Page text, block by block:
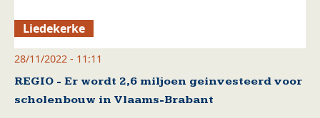
Liedekerke
28/11/2022 - 11:11
REGIO - Er wordt 2,6 miljoen geinvesteerd voor
scholenbouw in Vlaams-Brabant